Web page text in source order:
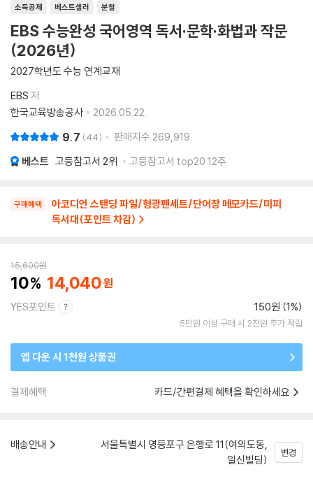
소득공제 베스트셀러 분철
EBS 수능완성 국어영역 독서·문학·화법과 작문
(2026년)
2027학년도 수능 연계교재
EBS 저
한국교육방송공사
2026.05.22.
9.7 44 판매지수 269,919
베스트 고등참고서 2위 고등참고서 top20 12주
구매혜택
아코디언 스탠딩 파일/형광펜세트/단어장 메모카드/미피
독서대(포인트 차감)
15,600원
10 14,040
YES포인트 150원 (1%)
5만원 이상 구매 시 2천원 추가 적립
앱 다운 시 1천원 상품권
결제혜택 카드/간편결제 혜택을 확인하세요
배송안내
서울특별시 영등포구 은행로 11(여의도동,
일신빌딩)
변경